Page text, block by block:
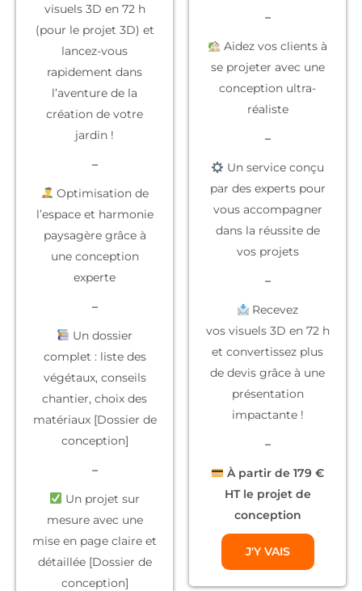
visuels 3D en 72 h
(pour le projet 3D) et
lancez-vous
rapidement dans
l’aventure de la
création de votre
jardin !
–
Optimisation de
l’espace et harmonie
paysagère grâce à
une conception
experte
–
Un dossier
complet : liste des
végétaux, conseils
chantier, choix des
matériaux [Dossier de
conception]
–
Un projet sur
mesureavec une
mise en page claire et
détaillée [Dossier de
conception]
–
Aidez vos clients à
se projeter avec une
conception ultra-
réaliste
–
Un service conçu
par des expertspour
vous accompagner
dans la réussite de
vos projets
–
Recevez
vos visuels 3D en 72 h
et convertissez plus
de devis grâce à une
présentation
impactante !
–
À partir de 179 €
HT le projet de
conception
J'Y VAIS